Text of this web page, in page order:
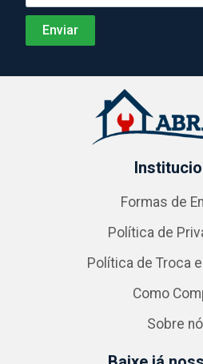
Formas de
Política de
Política de Troca
Como
Sobre